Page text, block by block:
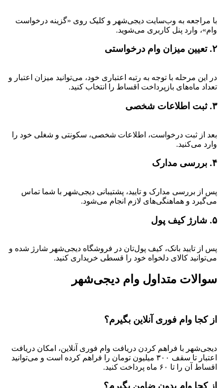
با مراجعه به وب‌سایت دیجی‌شهر و کلیک روی «گزینه درخواست
وام»، وارد پنل کاربری می‌شوید.
۲. تعیین میزان وام درخواستی
در این مرحله با توجه به رتبه اعتباری خود، می‌توانید میزان اعتبار و
تعداد ماه‌های بازپرداخت اقساط را انتخاب کنید.
۳. ثبت اطلاعات شخصی
بعد از ثبت درخواست، اطلاعات شخصی، سکونتی و شغلی خود را
وارد می‌کنید.
۴. بررسی مدارک
پس از بررسی مدارک و تایید، پشتیبانی دیجی‌شهر با شما تماس
می‌گیرد و هماهنگی‌های لازم انجام می‌شود.
۵. شارژ کیف پول
پس از تایید بانک، کیف پول‌تان در فروشگاه دیجی‌شهر شارژ شده و
می‌توانید کالای دلخواه خود را قسطی خریداری کنید.
سوالات متداول وام دیجی‌شهر
از کجا وام فوری آنلاین بگیرم؟
دیجی‌شهر با فراهم کردن دریافت وام فوری آنلاین، امکان دریافت
اعتبار تا سقف ۳۰۰ میلیون تومان را فراهم کرده است و می‌توانید
اقساط آن را تا ۶۰ ماه پرداخت کنید.